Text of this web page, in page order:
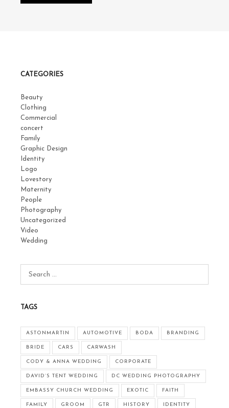
CATEGORIES
Beauty
Clothing
Commercial
concert
Family
Graphic Design
Identity
Logo
Lovestory
Maternity
People
Photography
Uncategorized
Video
Wedding
TAGS
ASTONMARTIN AUTOMOTIVE BODA BRANDING
BRIDE CARS CARWASH
CODY & ANNA WEDDING CORPORATE
DAVID’S TENT WEDDING DC WEDDING PHOTOGRAPHY
EMBASSY CHURCH WEDDING EXOTIC FAITH
FAMILY GROOM GTR HISTORY IDENTITY